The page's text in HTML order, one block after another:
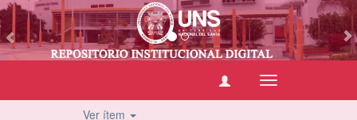
Cambiar
navegación
Ver ítem